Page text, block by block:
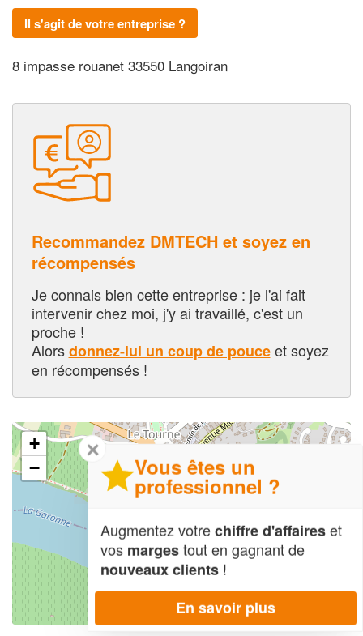
Il s'agit de votre entreprise ?
8 impasse rouanet 33550 Langoiran
Recommandez DMTECH et soyez en
récompensés
Je connais bien cette entreprise : je l'ai fait
intervenir chez moi, j'y ai travaillé, c'est un
proche !
Alorsdonnez-lui un coup de pouceet soyez
en récompensés !
+
−
OpenStreetMap contributors,
✕
Vous êtes un
professionnel ?
Augmentez votrechiffre d'affaireset
vos margestout en gagnant de
nouveaux clients !
En savoir plus